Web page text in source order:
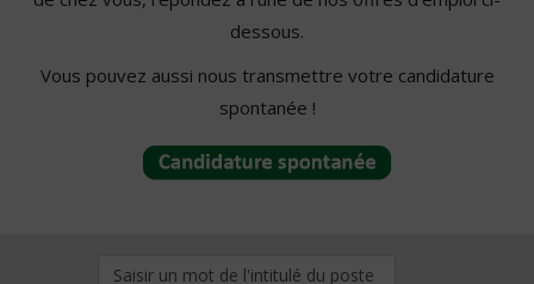
dessous.
Vous pouvez aussi nous transmettre votre candidature
spontanée !